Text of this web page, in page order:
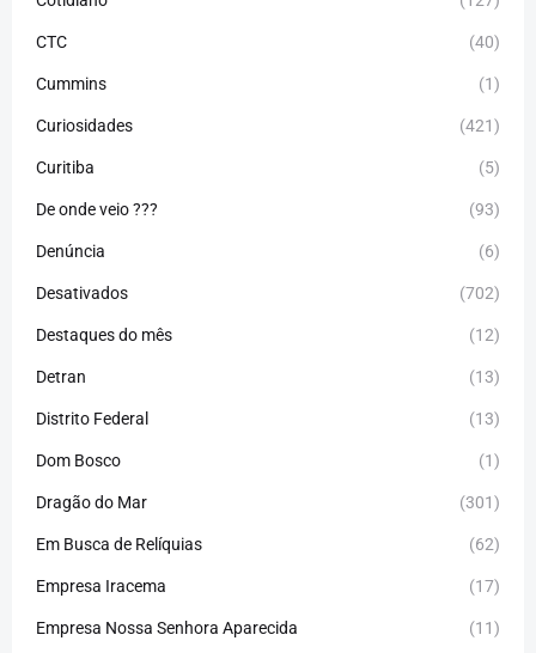
CTC (40)
Cummins (1)
Curiosidades (421)
Curitiba (5)
De onde veio ??? (93)
Denúncia (6)
Desativados (702)
Destaques do mês (12)
Detran (13)
Distrito Federal (13)
Dom Bosco (1)
Dragão do Mar (301)
Em Busca de Relíquias (62)
Empresa Iracema (17)
Empresa Nossa Senhora Aparecida (11)